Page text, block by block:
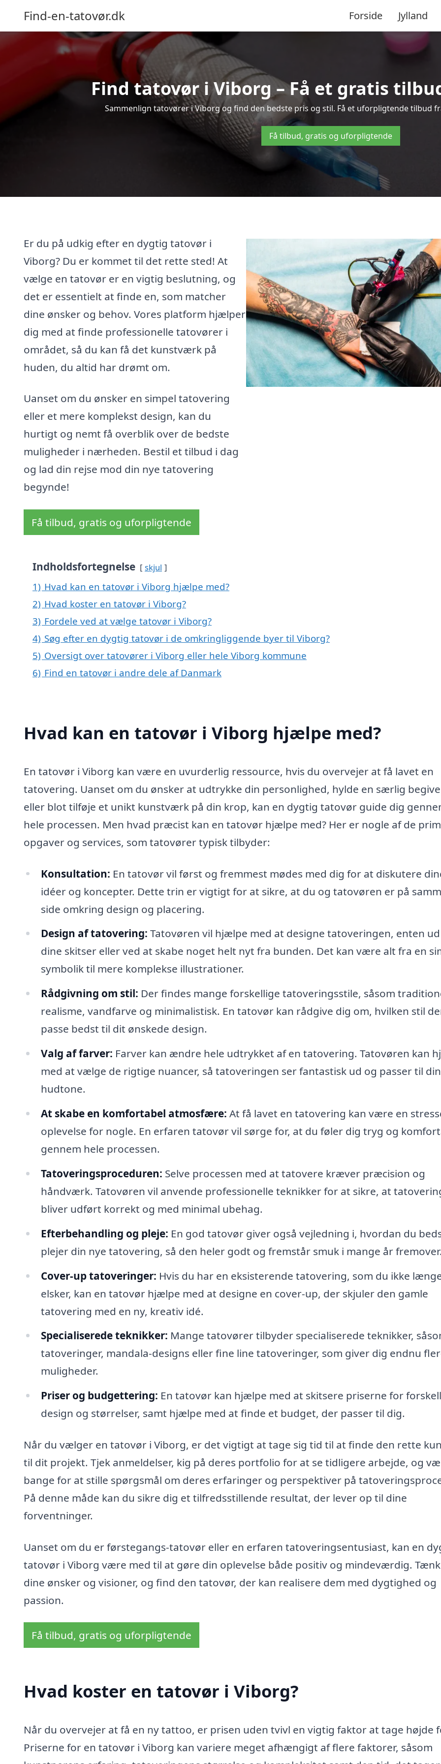
Find-en-tatovør.dk Forside Jylland
Find tatovør i Viborg – Få et gratis
Sammenlign tatovører i Viborg og find den bedste pris og stil. Få et uforpligtende tilbud
Få tilbud, gratis og uforpligtende
Er du på udkig efter en dygtig tatovør i
Viborg? Du er kommet til det rette sted! At
vælge en tatovør er en vigtig beslutning, og
det er essentielt at finde en, som matcher
dine ønsker og behov. Vores platform hjælper
dig med at finde professionelle tatovører i
området, så du kan få det kunstværk på
huden, du altid har drømt om.
Uanset om du ønsker en simpel tatovering
eller et mere komplekst design, kan du
hurtigt og nemt få overblik over de bedste
muligheder i nærheden. Bestil et tilbud i dag
og lad din rejse mod din nye tatovering
begynde!
Få tilbud, gratis og uforpligtende
Indholdsfortegnelse skjul
1) Hvad kan en tatovør i Viborg hjælpe med?
2) Hvad koster en tatovør i Viborg?
3) Fordele ved at vælge tatovør i Viborg?
4) Søg efter en dygtig tatovør i de omkringliggende byer til Viborg?
5) Oversigt over tatovører i Viborg eller hele Viborg kommune
6) Find en tatovør i andre dele af Danmark
Hvad kan en tatovør i Viborg hjælpe med?
En tatovør i Viborg kan være en uvurderlig ressource, hvis du overvejer at få lavet en
tatovering. Uanset om du ønsker at udtrykke din personlighed, hylde en særlig
eller blot tilføje et unikt kunstværk på din krop, kan en dygtig tatovør guide dig
hele processen. Men hvad præcist kan en tatovør hjælpe med? Her er nogle af de
opgaver og services, som tatovører typisk tilbyder:
Konsultation: En tatovør vil først og fremmest mødes med dig for at diskutere
idéer og koncepter. Dette trin er vigtigt for at sikre, at du og tatovøren er på
side omkring design og placering.
Design af tatovering: Tatovøren vil hjælpe med at designe tatoveringen, enten
dine skitser eller ved at skabe noget helt nyt fra bunden. Det kan være alt fra en
symbolik til mere komplekse illustrationer.
Rådgivning om stil: Der findes mange forskellige tatoveringsstile, såsom
realisme, vandfarve og minimalistisk. En tatovør kan rådgive dig om, hvilken stil
passe bedst til dit ønskede design.
Valg af farver: Farver kan ændre hele udtrykket af en tatovering. Tatovøren kan
med at vælge de rigtige nuancer, så tatoveringen ser fantastisk ud og passer til din
hudtone.
At skabe en komfortabel atmosfære: At få lavet en tatovering kan være en
oplevelse for nogle. En erfaren tatovør vil sørge for, at du føler dig tryg og
gennem hele processen.
Tatoveringsproceduren: Selve processen med at tatovere kræver præcision og
håndværk. Tatovøren vil anvende professionelle teknikker for at sikre, at
bliver udført korrekt og med minimal ubehag.
Efterbehandling og pleje: En god tatovør giver også vejledning i, hvordan du
plejer din nye tatovering, så den heler godt og fremstår smuk i mange år fremover.
Cover-up tatoveringer: Hvis du har en eksisterende tatovering, som du ikke
elsker, kan en tatovør hjælpe med at designe en cover-up, der skjuler den gamle
tatovering med en ny, kreativ idé.
Specialiserede teknikker: Mange tatovører tilbyder specialiserede teknikker,
tatoveringer, mandala-designs eller fine line tatoveringer, som giver dig endnu
muligheder.
Priser og budgettering: En tatovør kan hjælpe med at skitsere priserne for
design og størrelser, samt hjælpe med at finde et budget, der passer til dig.
Når du vælger en tatovør i Viborg, er det vigtigt at tage sig tid til at finde den rette
til dit projekt. Tjek anmeldelser, kig på deres portfolio for at se tidligere arbejde, og
bange for at stille spørgsmål om deres erfaringer og perspektiver på
På denne måde kan du sikre dig et tilfredsstillende resultat, der lever op til dine
forventninger.
Uanset om du er førstegangs-tatovør eller en erfaren tatoveringsentusiast, kan en
tatovør i Viborg være med til at gøre din oplevelse både positiv og mindeværdig.
dine ønsker og visioner, og find den tatovør, der kan realisere dem med dygtighed og
passion.
Få tilbud, gratis og uforpligtende
Hvad koster en tatovør i Viborg?
Når du overvejer at få en ny tattoo, er prisen uden tvivl en vigtig faktor at tage højde
Priserne for en tatovør i Viborg kan variere meget afhængigt af flere faktorer, såsom